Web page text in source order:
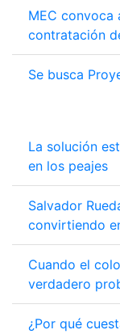
MEC convoca
contratación
Se busca
La solución
en los peajes
Salvador
convirtiendo
Cuando el
verdadero
¿Por qué